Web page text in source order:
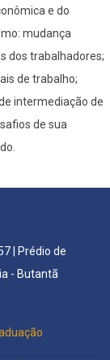
e do
mudança
dos trabalhadores;
de trabalho;
intermediação de
de sua
| Prédio de
- Butantã